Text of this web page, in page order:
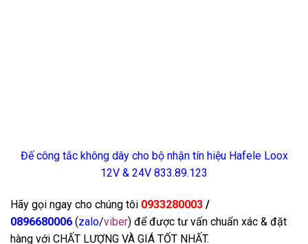
Đế công tắc không dây cho bộ nhận tín hiệu Hafele Loox
12V & 24V 833.89.123
Hãy gọi ngay cho chúng tôi 0933280003 /
0896680006 (zalo/viber) để được tư vấn chuẩn xác & đặt
hàng với CHẤT LƯỢNG VÀ GIÁ TỐT NHẤT.